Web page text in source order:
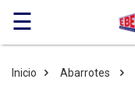
☰
Inicio Abarrotes